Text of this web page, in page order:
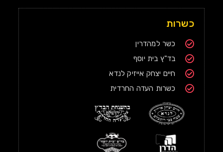
כשרות
כשר למהדרין
בד"ץ בית יוסף
חיים יצחק אייזיק לנדא
כשרות העדה החרדית